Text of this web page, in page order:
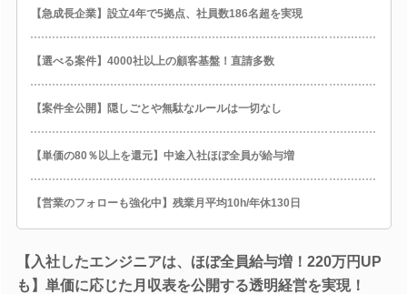
【急成長企業】設立4年で5拠点、社員数186名超を実現
【選べる案件】4000社以上の顧客基盤！直請多数
【案件全公開】隠しごとや無駄なルールは一切なし
【単価の80％以上を還元】中途入社ほぼ全員が給与増
【営業のフォローも強化中】残業月平均10h/年休130日
【入社したエンジニアは、ほぼ全員給与増！220万円UP
も】単価に応じた月収表を公開する透明経営を実現！